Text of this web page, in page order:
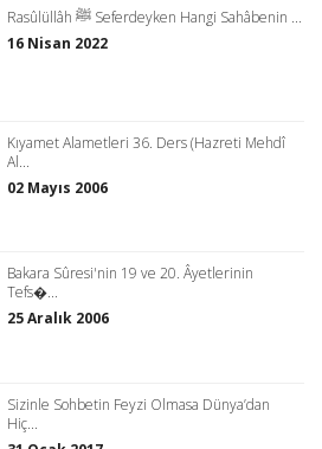
Rasûlüllâh ﷺ Seferdeyken Hangi Sahâbenin ...
16 Nisan 2022
Kıyamet Alametleri 36. Ders (Hazreti Mehdî
Al...
02 Mayıs 2006
Bakara Sûresi'nin 19 ve 20. Âyetlerinin
Tefs�...
25 Aralık 2006
Sizinle Sohbetin Feyzi Olmasa Dünya’dan
Hiç...